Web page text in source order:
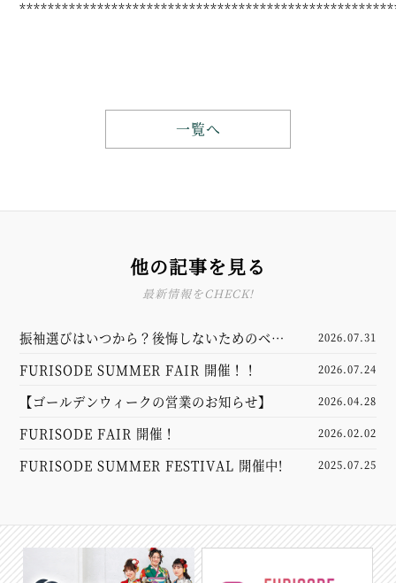
一覧へ
他の記事を見る
最新情報をCHECK!
振袖選びはいつから？後悔しないためのベス
2026.07.31
FURISODE SUMMER FAIR 開催！！ 2026.07.24
【ゴールデンウィークの営業のお知らせ】 2026.04.28
FURISODE FAIR 開催！ 2026.02.02
FURISODE SUMMER FESTIVAL 開催中! 2025.07.25